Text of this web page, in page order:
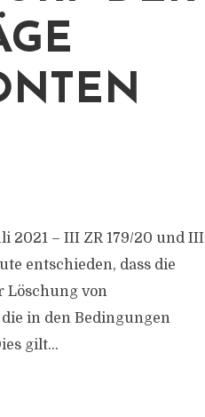
2021 – III ZR 179/20 und III
entschieden, dass die
Löschung von
in den Bedingungen
gilt...